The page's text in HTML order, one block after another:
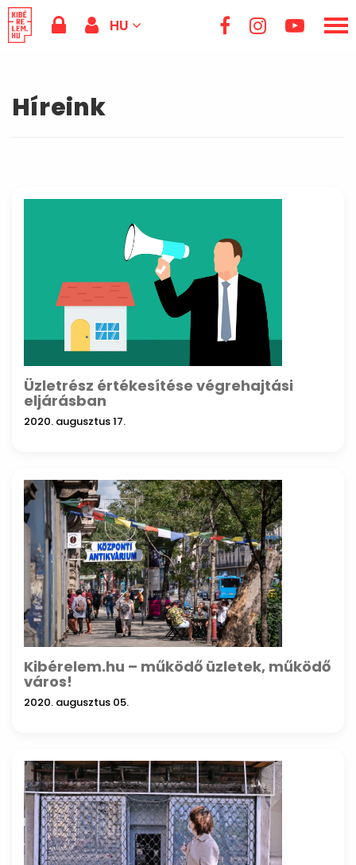
HU
Híreink
Üzletrész értékesítése végrehajtási
eljárásban
2020. augusztus 17.
Kibérelem.hu – működő üzletek, működő
város!
2020. augusztus 05.